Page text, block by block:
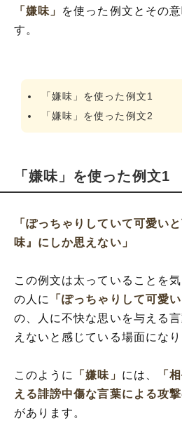
「嫌味」
を使った例文とその
す。
「嫌味」を使った例文1
「嫌味」を使った例文2
「嫌味」を使った例文1
「ぽっちゃりしていて可愛い
味』にしか思えない」
この例文は太っていることを
の人に
「ぽっちゃりして可愛い
の、人に不快な思いを与える
えないと感じている場面になり
このように 「嫌味」 には、
「
える誹謗中傷な言葉による攻撃
があります。